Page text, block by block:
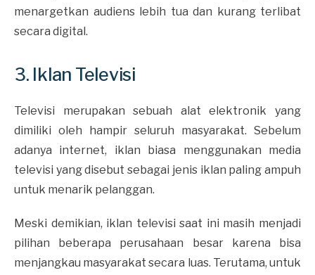
menargetkan audiens lebih tua dan kurang terlibat
secara digital.
3. Iklan Televisi
Televisi merupakan sebuah alat elektronik yang
dimiliki oleh hampir seluruh masyarakat. Sebelum
adanya internet, iklan biasa menggunakan media
televisi yang disebut sebagai jenis iklan paling ampuh
untuk menarik pelanggan.
Meski demikian, iklan televisi saat ini masih menjadi
pilihan beberapa perusahaan besar karena bisa
menjangkau masyarakat secara luas. Terutama, untuk